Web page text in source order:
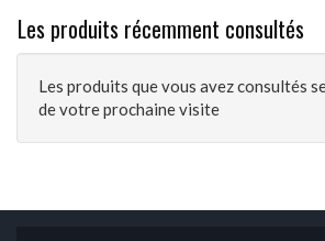
Les produits récemment consultés
Les produits que vous avez consultés
de votre prochaine visite